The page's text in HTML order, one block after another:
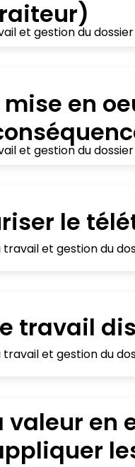
et gestion du dossier
en
et gestion du dossier
le
travail et gestion du
travail
travail et gestion du
valeur en